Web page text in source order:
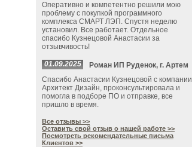
Оперативно и компетентно решили мою
проблему с покупкой программного
комплекса СМАРТ ЛЭП. Спустя неделю
установил. Все работает. Отдельное
спасибо Кузнецовой Анастасии за
отзывчивость!
01.09.2025
Роман ИП Руденок, г. Артем
Спасибо Анастасии Кузнецовой с компании
Архитект Дизайн, проконсультировала и
помогла в подборе ПО и отправке, все
пришло в время.
Все отзывы >>
Оставить свой отзыв о нашей работе >>
Посмотреть рекомендательные письма
Клиентов >>